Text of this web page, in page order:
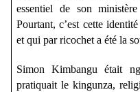
essentiel de son
Pourtant, c’est cette
et qui par ricochet a été la
Simon Kimbangu était
pratiquait le kingunza,